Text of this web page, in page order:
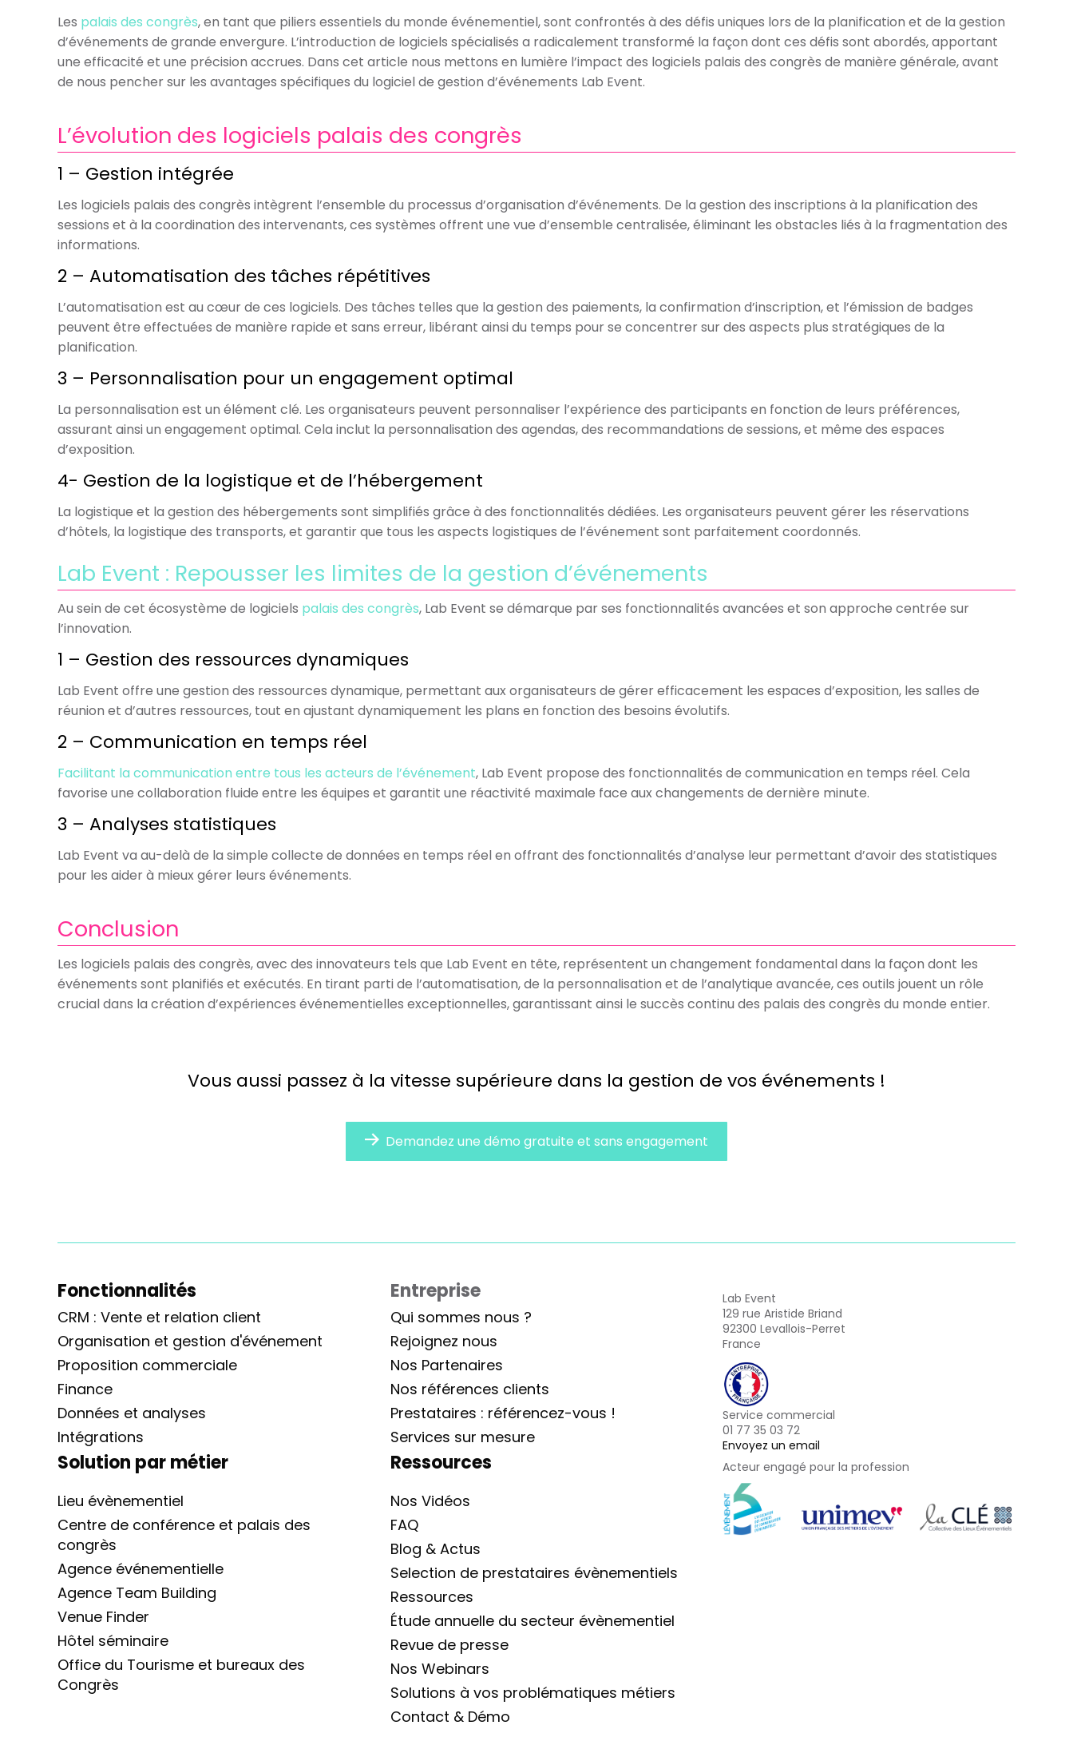
Les palais des congrès, en tant que piliers essentiels du monde événementiel, sont confrontés à des défis uniques lors de la planification et de la gestion
d’événements de grande envergure. L’introduction de logiciels spécialisés a radicalement transformé la façon dont ces défis sont abordés, apportant
une efficacité et une précision accrues. Dans cet article nous mettons en lumière l’impact des logiciels palais des congrès de manière générale, avant
de nous pencher sur les avantages spécifiques du logiciel de gestion d’événements Lab Event.
L’évolution des logiciels palais des congrès
1 – Gestion intégrée
Les logiciels palais des congrès intègrent l’ensemble du processus d’organisation d’événements. De la gestion des inscriptions à la planification des
sessions et à la coordination des intervenants, ces systèmes offrent une vue d’ensemble centralisée, éliminant les obstacles liés à la fragmentation des
informations.
2 – Automatisation des tâches répétitives
L’automatisation est au cœur de ces logiciels. Des tâches telles que la gestion des paiements, la confirmation d’inscription, et l’émission de badges
peuvent être effectuées de manière rapide et sans erreur, libérant ainsi du temps pour se concentrer sur des aspects plus stratégiques de la
planification.
3 – Personnalisation pour un engagement optimal
La personnalisation est un élément clé. Les organisateurs peuvent personnaliser l’expérience des participants en fonction de leurs préférences,
assurant ainsi un engagement optimal. Cela inclut la personnalisation des agendas, des recommandations de sessions, et même des espaces
d’exposition.
4- Gestion de la logistique et de l’hébergement
La logistique et la gestion des hébergements sont simplifiés grâce à des fonctionnalités dédiées. Les organisateurs peuvent gérer les réservations
d’hôtels, la logistique des transports, et garantir que tous les aspects logistiques de l’événement sont parfaitement coordonnés.
Lab Event : Repousser les limites de la gestion d’événements
Au sein de cet écosystème de logiciels palais des congrès, Lab Event se démarque par ses fonctionnalités avancées et son approche centrée sur
l’innovation.
1 – Gestion des ressources dynamiques
Lab Event offre une gestion des ressources dynamique, permettant aux organisateurs de gérer efficacement les espaces d’exposition, les salles de
réunion et d’autres ressources, tout en ajustant dynamiquement les plans en fonction des besoins évolutifs.
2 – Communication en temps réel
Facilitant la communication entre tous les acteurs de l’événement, Lab Event propose des fonctionnalités de communication en temps réel. Cela
favorise une collaboration fluide entre les équipes et garantit une réactivité maximale face aux changements de dernière minute.
3 – Analyses statistiques
Lab Event va au-delà de la simple collecte de données en temps réel en offrant des fonctionnalités d’analyse leur permettant d’avoir des statistiques
pour les aider à mieux gérer leurs événements.
Conclusion
Les logiciels palais des congrès, avec des innovateurs tels que Lab Event en tête, représentent un changement fondamental dans la façon dont les
événements sont planifiés et exécutés. En tirant parti de l’automatisation, de la personnalisation et de l’analytique avancée, ces outils jouent un rôle
crucial dans la création d’expériences événementielles exceptionnelles, garantissant ainsi le succès continu des palais des congrès du monde entier.
Vous aussi passez à la vitesse supérieure dans la gestion de vos événements !
Demandez une démo gratuite et sans engagement
Fonctionnalités
CRM : Vente et relation client
Organisation et gestion d'événement
Proposition commerciale
Finance
Données et analyses
Intégrations
Solution par métier
Lieu évènementiel
Centre de conférence et palais des
congrès
Agence événementielle
Agence Team Building
Venue Finder
Hôtel séminaire
Office du Tourisme et bureaux des
Congrès
Entreprise
Qui sommes nous ?
Rejoignez nous
Nos Partenaires
Nos références clients
Prestataires : référencez-vous !
Services sur mesure
Ressources
Nos Vidéos
FAQ
Blog & Actus
Selection de prestataires évènementiels
Ressources
Étude annuelle du secteur évènementiel
Revue de presse
Nos Webinars
Solutions à vos problématiques métiers
Contact & Démo
Lab Event
129 rue Aristide Briand
92300 Levallois-Perret
France
Service commercial
01 77 35 03 72
Envoyez un email
Acteur engagé pour la profession